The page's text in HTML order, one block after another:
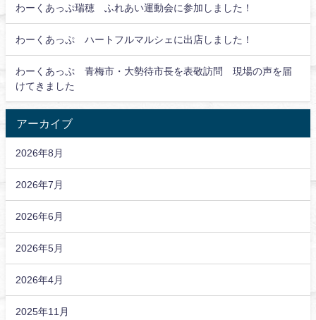
わーくあっぷ瑞穂 ふれあい運動会に参加しました！
わーくあっぷ ハートフルマルシェに出店しました！
わーくあっぷ 青梅市・大勢待市長を表敬訪問 現場の声を届
けてきました
アーカイブ
2026年8月
2026年7月
2026年6月
2026年5月
2026年4月
2025年11月